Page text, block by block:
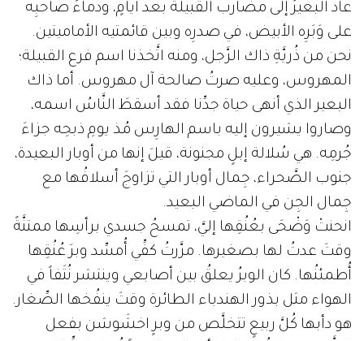
عاد البعيرُ إلى مضارب القبيلة بعد أيامٍ، ودماءُ صاحبِه
على وَبَرِه الأبيض، في صدرِه وبين قائمتيه الأماميتين.
نحن من ذُريَّةِ ذاك الرَّجل، ومنه اتَّخذنا اسم فرع القبيلة؛
المهروس، وعليه صرتُ صالحة آل مهروس. أما ذاك
البعير الذي أنهى حياة جدِّنا فقد أسقطَ النَّاسُ اسمه،
وصاروا يشيرون إليه باسم الهارِس مُذ يومِ ذبحِه جزاءَ
جُرمِه. هي سُلالة إبلٍ مجنونة، قيلَ إنها من أوبار البعيدة،
جنوب الصَّحراء، جِمال أوبار التي تزاوجَ أسلافُها مع
جِمال الجِن في الماضي البعيد.
انحنتْ وَضْحَى بعُنُقِها إليَّ، تمسحُ جسدي برأسِها ممتنَّةً
وقتَ عدتُ لها بصغيرها. مرَّرتُ كفِّي أُمسِّد وبرَ عُنُقِها
أُطمئنُها. كان الوبرُ يعلقُ بين أصابعي وينتشر نُتَفاً في
الهواء مثل بذور الهندباء الطائرة وقتَ ينفُخها الصِّغار.
هو دأبها كُلَّ ربيعٍ تتخلَّص من وبرٍ اخشَوشن بفعل